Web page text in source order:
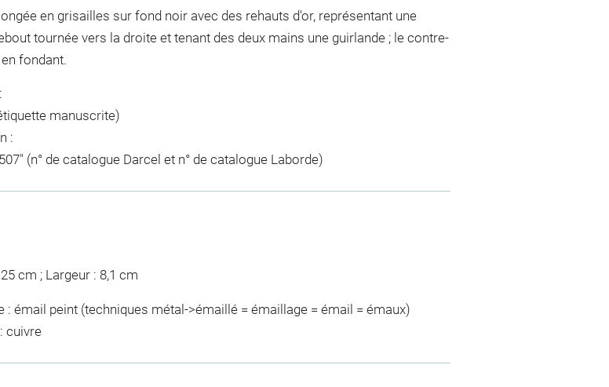
en grisailles sur fond noir avec des rehauts d'or, représentant une
tournée vers la droite et tenant des deux mains une guirlande ; le contre-
fondant.
manuscrite)
:
(n° de catalogue Darcel et n° de catalogue Laborde)
cm ; Largeur : 8,1 cm
: émail peint (techniques métal->émaillé = émaillage = émail = émaux)
cuivre